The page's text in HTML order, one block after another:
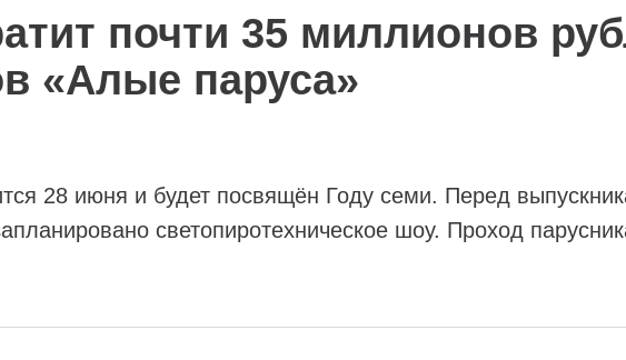
почти 35 миллионов
«Алые паруса»
28 июня и будет посвящён Году семи. Перед
светопиротехническое шоу. Проход